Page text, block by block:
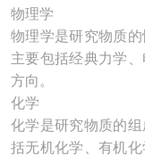
物理学
物理学是研究物质
主要包括经典力学
方向。
化学
化学是研究物质的
括无机化学、有机